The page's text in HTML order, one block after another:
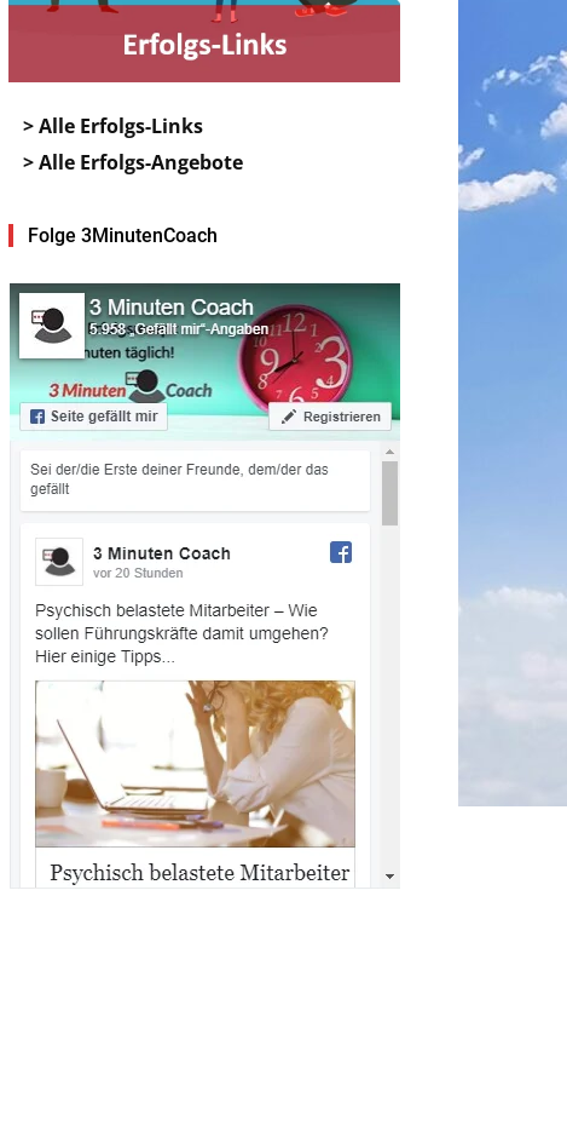
> Alle Erfolgs-Links
> Alle Erfolgs-Angebote
Folge 3MinutenCoach